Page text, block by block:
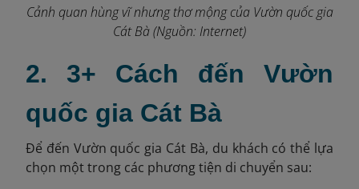
Cảnh quan hùng vĩ nhưng thơ mộng của Vườn quốc gia
Cát Bà (Nguồn: Internet)
2. 3+ Cách đến Vườn
quốc gia Cát Bà
Để đến Vườn quốc gia Cát Bà, du khách có thể lựa
chọn một trong các phương tiện di chuyển sau: